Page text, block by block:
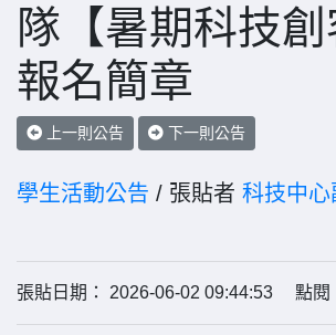
隊【暑期科技創
報名簡章
上一則公告 下一則公告
學生活動公告 / 張貼者 科技中心
張貼日期： 2026-06-02 09:44:53 點閱